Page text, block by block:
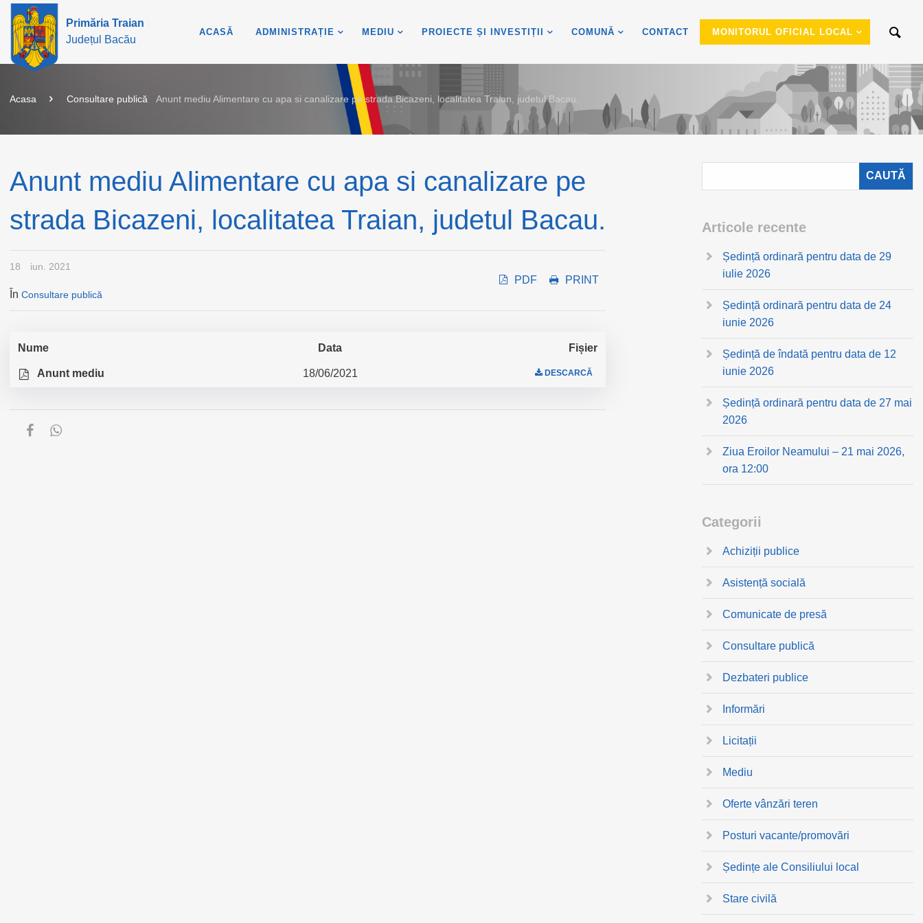
Primăria Traian
Județul Bacău
ACASĂ ADMINISTRAȚIE MEDIU PROIECTE ȘI INVESTIȚII COMUNĂ CONTACT MONITORUL OFICIAL LOCAL
Acasa Consultare publică Anunt mediu Alimentare cu apa si canalizare pe strada Bicazeni, localitatea Traian, judetul Bacau.
Anunt mediu Alimentare cu apa si canalizare pe
strada Bicazeni, localitatea Traian, judetul Bacau.
18 iun. 2021
În Consultare publică
PDF PRINT
Nume Data Fișier
Anunt mediu 18/06/2021 DESCARCĂ
Articole recente
Ședință ordinară pentru data de 29
iulie 2026
Ședință ordinară pentru data de 24
iunie 2026
Ședință de îndată pentru data de 12
iunie 2026
Ședință ordinară pentru data de 27 mai
2026
Ziua Eroilor Neamului – 21 mai 2026,
ora 12:00
Categorii
Achiziții publice
Asistență socială
Comunicate de presă
Consultare publică
Dezbateri publice
Informări
Licitații
Mediu
Oferte vânzări teren
Posturi vacante/promovări
Ședințe ale Consiliului local
Stare civilă